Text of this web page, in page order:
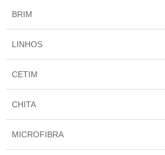
BRIM
LINHOS
CETIM
CHITA
MICROFIBRA